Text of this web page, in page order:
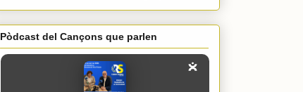
Pòdcast del Cançons que parlen